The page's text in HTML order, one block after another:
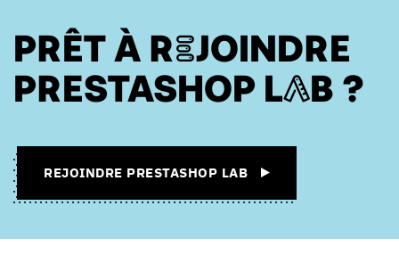
PRÊT À REJOINDRE
PRESTASHOP LAB ?
REJOINDRE PRESTASHOP LAB